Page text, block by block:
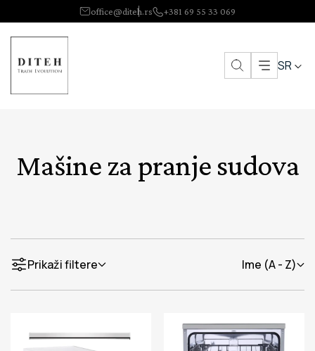
office@diteh.rs +381 69 55 33 069
SR
Mašine za pranje sudova
Prikaži filtere Ime (A - Z)